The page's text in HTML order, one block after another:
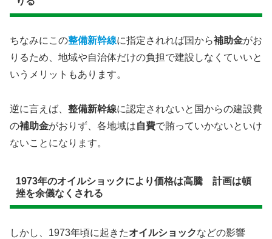
ちなみにこの整備新幹線に指定されれば国から補助金がお
りるため、地域や自治体だけの負担で建設しなくていいと
いうメリットもあります。
逆に言えば、 整備新幹線に認定されないと国からの建設費
の補助金がおりず、各地域は自費で賄っていかないといけ
ないことになります。
1973年のオイルショックにより価格は高騰 計画は頓
挫を余儀なくされる
しかし、1973年頃に起きたオイルショックなどの影響